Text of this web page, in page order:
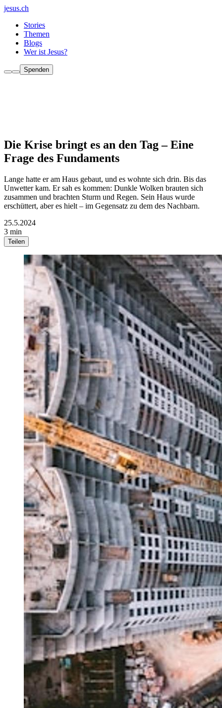
jesus.ch
Stories
Themen
Blogs
Wer ist Jesus?
Spenden
Die Krise bringt es an den Tag – Eine
Frage des Fundaments
Lange hatte er am Haus gebaut, und es wohnte sich drin. Bis das
Unwetter kam. Er sah es kommen: Dunkle Wolken brauten sich
zusammen und brachten Sturm und Regen. Sein Haus wurde
erschüttert, aber es hielt – im Gegensatz zu dem des Nachbarn.
25.5.2024
3 min
Teilen